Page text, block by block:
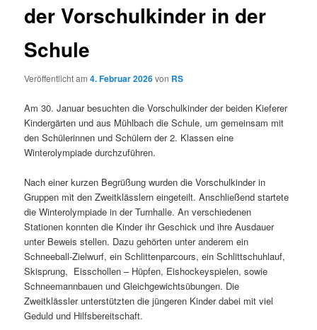
der Vorschulkinder in der
Schule
Veröffentlicht am4. Februar 2026von RS
Am 30. Januar besuchten die Vorschulkinder der beiden Kieferer
Kindergärten und aus Mühlbach die Schule, um gemeinsam mit
den Schülerinnen und Schülern der 2. Klassen eine
Winterolympiade durchzuführen.
Nach einer kurzen Begrüßung wurden die Vorschulkinder in
Gruppen mit den Zweitklässlern eingeteilt. Anschließend startete
die Winterolympiade in der Turnhalle. An verschiedenen
Stationen konnten die Kinder ihr Geschick und ihre Ausdauer
unter Beweis stellen. Dazu gehörten unter anderem ein
Schneeball-Zielwurf, ein Schlittenparcours, ein Schlittschuhlauf,
Skisprung, Eisschollen – Hüpfen, Eishockeyspielen, sowie
Schneemannbauen und Gleichgewichtsübungen. Die
Zweitklässler unterstützten die jüngeren Kinder dabei mit viel
Geduld und Hilfsbereitschaft.